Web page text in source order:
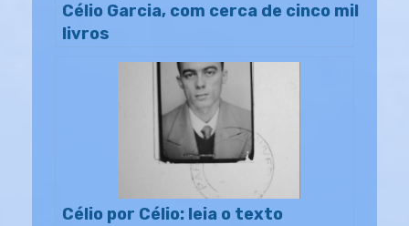
Célio Garcia, com cerca de cinco mil
livros
Célio por Célio: leia o texto